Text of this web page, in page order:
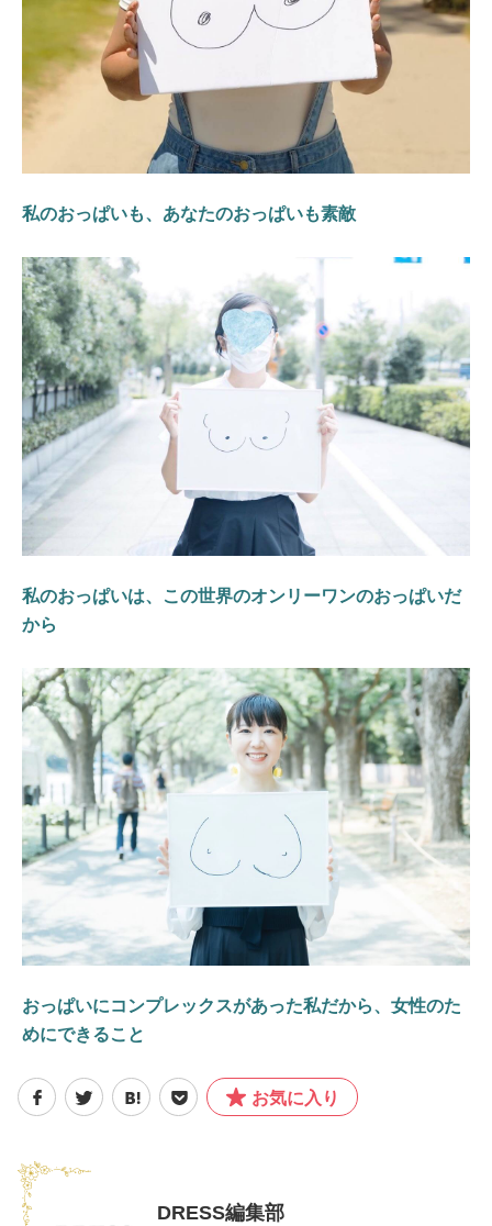
私のおっぱいも、あなたのおっぱいも素敵
私のおっぱいは、この世界のオンリーワンのおっぱいだ
から
おっぱいにコンプレックスがあった私だから、女性のた
めにできること
お気に入り
DRESS編集部